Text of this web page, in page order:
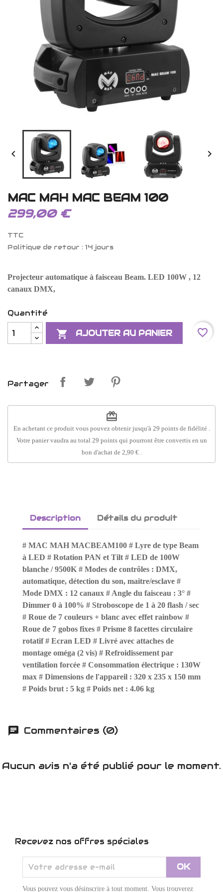
 
MAC MAH MAC BEAM 100
299,00 €
TTC
Politique de retour : 14 jours
Projecteur automatique à faisceau Beam. LED 100W , 12
canaux DMX,
Quantité
 AJOUTER AU PANIER favorite_border
Partager
redeem
En achetant ce produit vous pouvez obtenir jusqu'à 29 points de fidélité.
Votre panier vaudra au total 29 pointsqui pourront être convertis en un
bon d'achat de 2,90 €.
Description Détails du produit
# MAC MAH MACBEAM100 # Lyre de type Beam
à LED # Rotation PAN et Tilt # LED de 100W
blanche / 9500K # Modes de contrôles : DMX,
automatique, détection du son, maitre/esclave #
Mode DMX : 12 canaux # Angle du faisceau : 3° #
Dimmer 0 à 100% # Stroboscope de 1 à 20 flash / sec
# Roue de 7 couleurs + blanc avec effet rainbow #
Roue de 7 gobos fixes # Prisme 8 facettes circulaire
rotatif # Ecran LED # Livré avec attaches de
montage oméga (2 vis) # Refroidissement par
ventilation forcée # Consommation électrique : 130W
max # Dimensions de l'appareil : 320 x 235 x 150 mm
# Poids brut : 5 kg # Poids net : 4.06 kg
Commentaires (0)
Aucun avis n'a été publié pour le moment.
Recevez nos offres spéciales
Vous pouvez vous désinscrire à tout moment. Vous trouverez